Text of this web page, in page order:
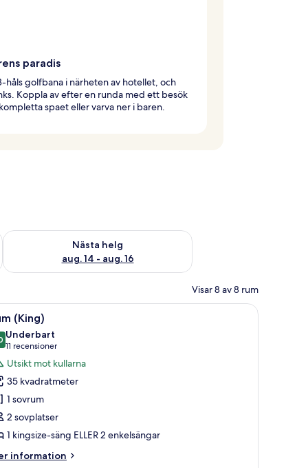
paradis
håls golfbana i närheten av hotellet, och
Koppla av efter en runda med ett besök
spaet eller varva ner i baren.
aug. 7 - aug. 9
Nästa helg
aug. 14 - aug. 16
Kontrollera tillgängligheten för nästa helg aug. 14 - aug. 16
Visar 8 av 8 rum
Ett barn lutar sig mot räcket, och i bakgrunden syns en ölflaska.
Ett par sitter på en säng med en bok som
4 (King)
av 10
Underbart
11 recensioner
(11 recensioner)
Utsikt mot kullarna
35 kvadratmeter
1 sovrum
2 sovplatser
1 kingsize-säng ELLER 2 enkelsängar
information